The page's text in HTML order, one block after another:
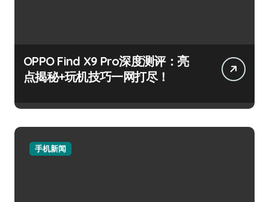
OPPO Find X9 Pro深度测评：亮
点揭秘+玩机技巧一网打尽！
手机新闻